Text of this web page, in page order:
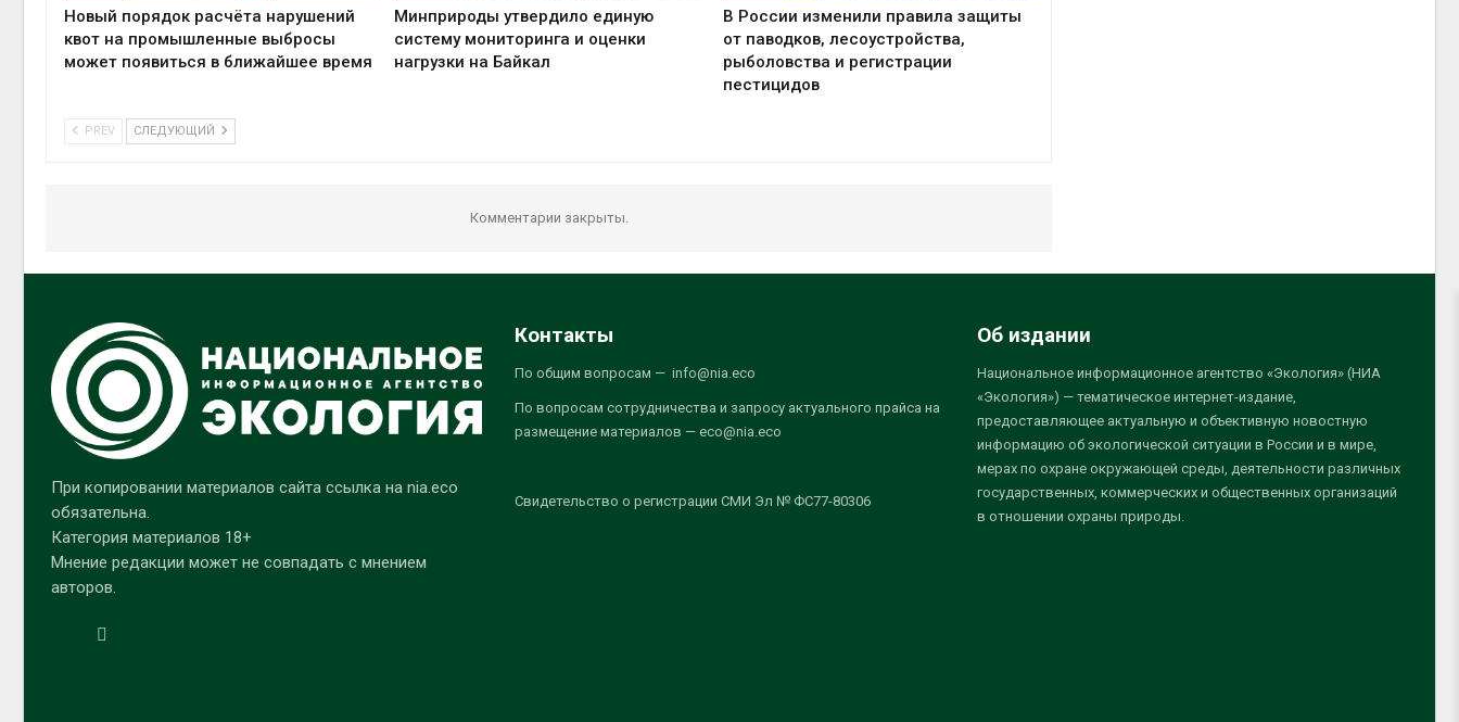
Новый порядок расчёта нарушений
квот на промышленные выбросы
может появиться в ближайшее время
Минприроды утвердило единую
систему мониторинга и оценки
нагрузки на Байкал
В России изменили правила защиты
от паводков, лесоустройства,
рыболовства и регистрации
пестицидов
PREV СЛЕДУЮЩИЙ
Комментарии закрыты.
При копировании материалов сайта ссылка на nia.eco
обязательна.
Категория материалов 18+
Мнение редакции может не совпадать с мнением
авторов.
Контакты
По общим вопросам — info@nia.eco
По вопросам сотрудничества и запросу актуального прайса на
размещение материалов — eco@nia.eco
Свидетельство о регистрации СМИ Эл № ФС77-80306
Об издании
Национальное информационное агентство «Экология» (НИА
«Экология») — тематическое интернет-издание,
предоставляющее актуальную и объективную новостную
информацию об экологической ситуации в России и в мире,
мерах по охране окружающей среды, деятельности различных
государственных, коммерческих и общественных организаций
в отношении охраны природы.